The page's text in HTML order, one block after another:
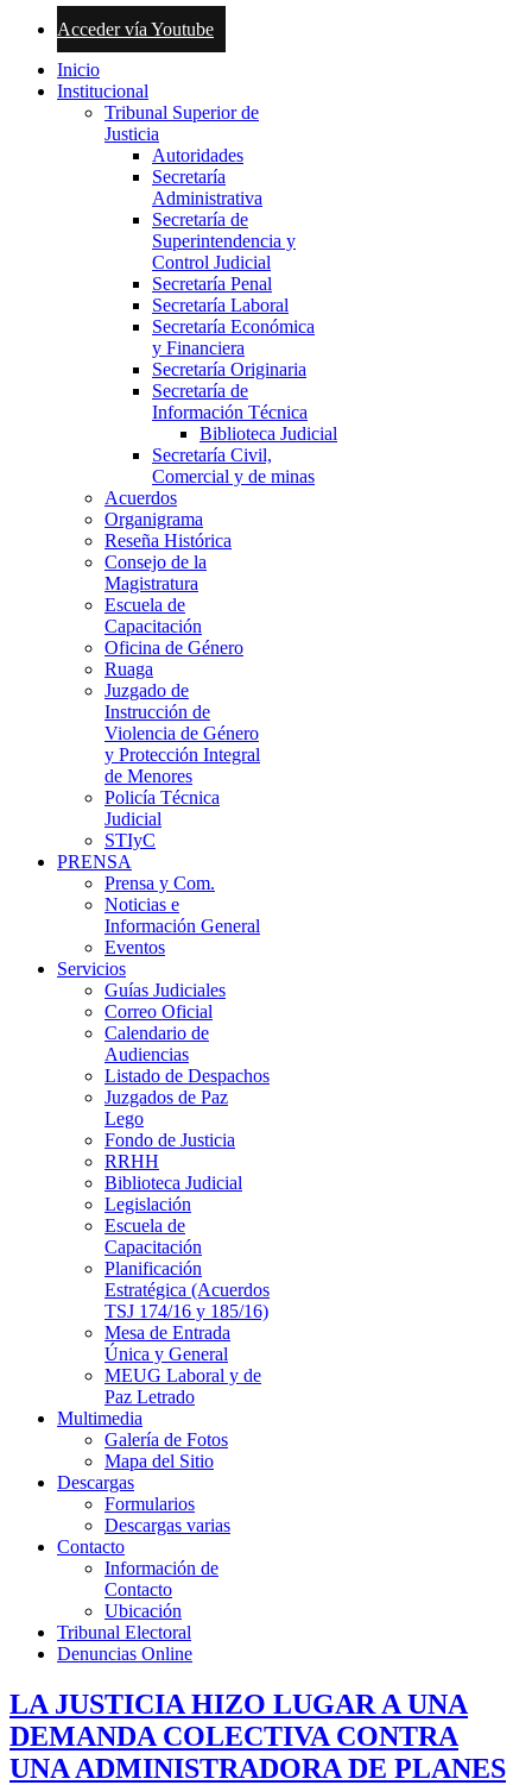
Acceder vía Youtube
Inicio
Institucional
Tribunal Superior de
Justicia
Autoridades
Secretaría
Administrativa
Secretaría de
Superintendencia y
Control Judicial
Secretaría Penal
Secretaría Laboral
Secretaría Económica
y Financiera
Secretaría Originaria
Secretaría de
Información Técnica
Biblioteca Judicial
Secretaría Civil,
Comercial y de minas
Acuerdos
Organigrama
Reseña Histórica
Consejo de la
Magistratura
Escuela de
Capacitación
Oficina de Género
Ruaga
Juzgado de
Instrucción de
Violencia de Género
y Protección Integral
de Menores
Policía Técnica
Judicial
STIyC
PRENSA
Prensa y Com.
Noticias e
Información General
Eventos
Servicios
Guías Judiciales
Correo Oficial
Calendario de
Audiencias
Listado de Despachos
Juzgados de Paz
Lego
Fondo de Justicia
RRHH
Biblioteca Judicial
Legislación
Escuela de
Capacitación
Planificación
Estratégica (Acuerdos
TSJ 174/16 y 185/16)
Mesa de Entrada
Única y General
MEUG Laboral y de
Paz Letrado
Multimedia
Galería de Fotos
Mapa del Sitio
Descargas
Formularios
Descargas varias
Contacto
Información de
Contacto
Ubicación
Tribunal Electoral
Denuncias Online
LA JUSTICIA HIZO LUGAR A UNA
DEMANDA COLECTIVA CONTRA
UNA ADMINISTRADORA DE PLANES